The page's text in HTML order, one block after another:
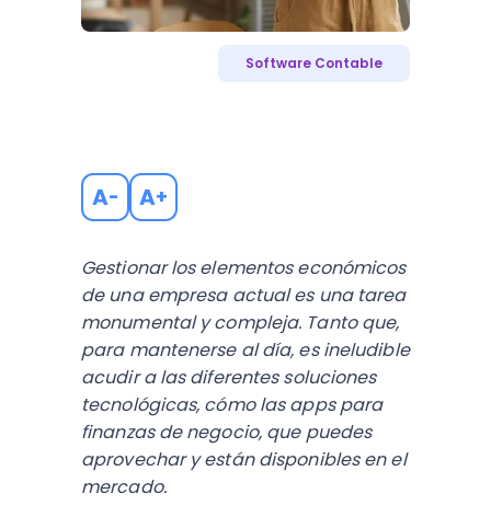
Software Contable
A- A+
Gestionar los elementos económicos
de una empresa actual es una tarea
monumental y compleja. Tanto que,
para mantenerse al día, es ineludible
acudir a las diferentes soluciones
tecnológicas, cómo las apps para
finanzas de negocio, que puedes
aprovechar y están disponibles en el
mercado.